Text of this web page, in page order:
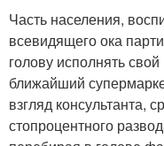
Часть населения,
всевидящего ока
голову исполнять
ближайший
взгляд консультанта,
стопроцентного